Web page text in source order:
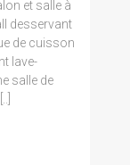
et salle à
desservant
de cuisson
lave-
salle de